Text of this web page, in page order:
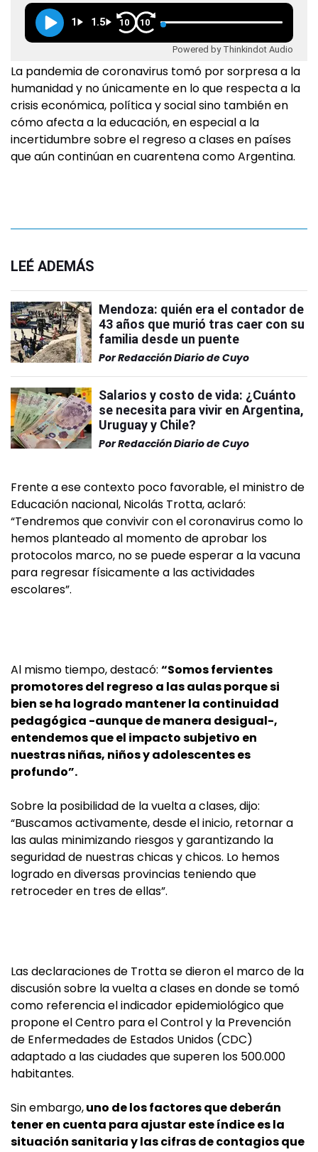
1 1.5 10 10
Powered by Thinkindot Audio
La pandemia de coronavirus tomó por sorpresa a la
humanidad y no únicamente en lo que respecta a la
crisis económica, política y social sino también en
cómo afecta a la educación, en especial a la
incertidumbre sobre el regreso a clases en países
que aún continúan en cuarentena como Argentina.
LEÉ ADEMÁS
Mendoza: quién era el contador de
43 años que murió tras caer con su
familia desde un puente
PorRedacción Diario de Cuyo
Salarios y costo de vida: ¿Cuánto
se necesita para vivir en Argentina,
Uruguay y Chile?
PorRedacción Diario de Cuyo
Frente a ese contexto poco favorable, el ministro de
Educación nacional, Nicolás Trotta, aclaró:
“Tendremos que convivir con el coronavirus como lo
hemos planteado al momento de aprobar los
protocolos marco, no se puede esperar a la vacuna
para regresar físicamente a las actividades
escolares”.
Al mismo tiempo, destacó: “Somos fervientes
promotores del regreso a las aulas porque si
bien se ha logrado mantener la continuidad
pedagógica -aunque de manera desigual-,
entendemos que el impacto subjetivo en
nuestras niñas, niños y adolescentes es
profundo”.
Sobre la posibilidad de la vuelta a clases, dijo:
“Buscamos activamente, desde el inicio, retornar a
las aulas minimizando riesgos y garantizando la
seguridad de nuestras chicas y chicos. Lo hemos
logrado en diversas provincias teniendo que
retroceder en tres de ellas”.
Las declaraciones de Trotta se dieron el marco de la
discusión sobre la vuelta a clases en donde se tomó
como referencia el indicador epidemiológico que
propone el Centro para el Control y la Prevención
de Enfermedades de Estados Unidos (CDC)
adaptado a las ciudades que superen los 500.000
habitantes.
Sin embargo,uno de los factores que deberán
tener en cuenta para ajustar este índice es la
situación sanitaria y las cifras de contagios que